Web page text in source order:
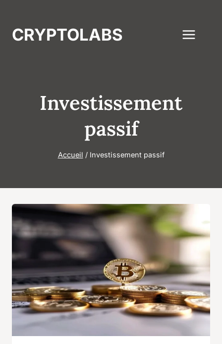
contenu
CRYPTOLABS
Investissement
passif
Accueil / Investissement passif